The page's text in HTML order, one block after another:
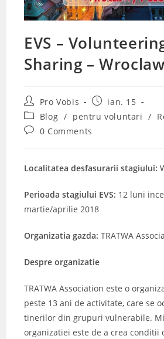
EVS –
Sharing –
Post
author:
Pro Vobis
Post
published:
ian. 15
Post
category:
Blog / pentru voluntari /
Post0 Comments
Localitatea desfasurarii stagiului:
Perioada stagiului EVS: 12 luni
martie/aprilie 2018
Organizatia gazda: TRATWA
Despre organizatie
TRATWA Association este o
peste 13 ani de activitate, care se
tinerilor din grupuri vulnerabile.
organizatiei este de a crea conditii